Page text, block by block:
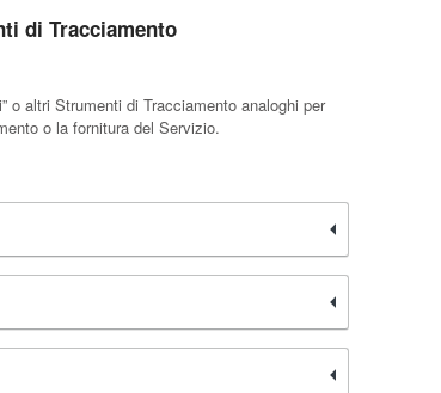
di Tracciamento
o altri Strumenti di Tracciamento analoghi per
o la fornitura del Servizio.